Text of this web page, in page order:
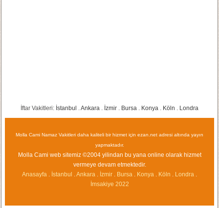
İftar Vakitleri: İstanbul Ankara İzmir Bursa Konya Köln Londra
Molla Cami Namaz Vakitleri daha kaliteli bir hizmet için ezan.net adresi altında yayın
yapmaktadır.
Molla Cami web sitemiz ©2004 yilindan bu yana online olarak hizmet
vermeye devam etmektedir.
Anasayfa
İstanbul Ankara İzmir Bursa Konya Köln Londra
İmsakiye 2022